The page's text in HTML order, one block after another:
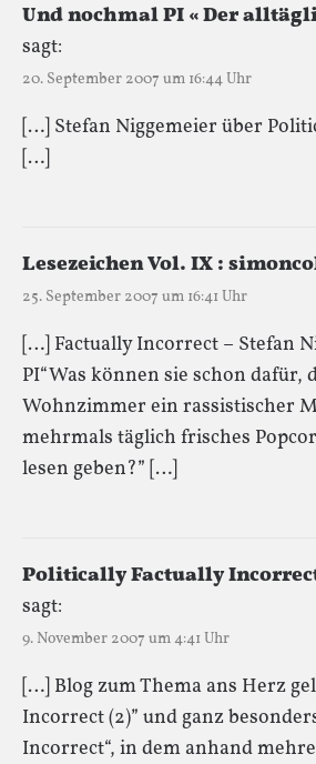
Und nochmal PI « Der
sagt:
20. September 2007 um 16:44 Uhr
[…] Stefan Niggemeier über
[…]
Lesezeichen Vol. IX :
25. September 2007 um 16:41 Uhr
[…] Factually Incorrect – Stefan
PI“Was können sie schon dafür,
Wohnzimmer ein rassistischer
mehrmals täglich frisches
lesen geben?” […]
Politically Factually
sagt:
9. November 2007 um 4:41 Uhr
[…] Blog zum Thema ans Herz
Incorrect (2)” und ganz
Incorrect“, in dem anhand